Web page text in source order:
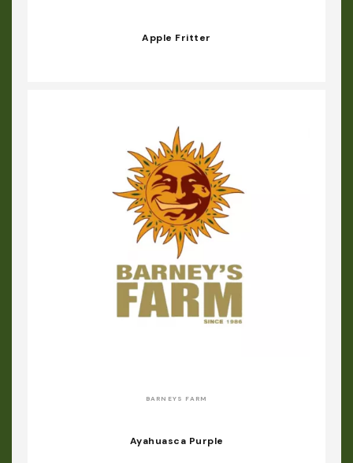
Apple Fritter
BARNEYS FARM
Ayahuasca Purple